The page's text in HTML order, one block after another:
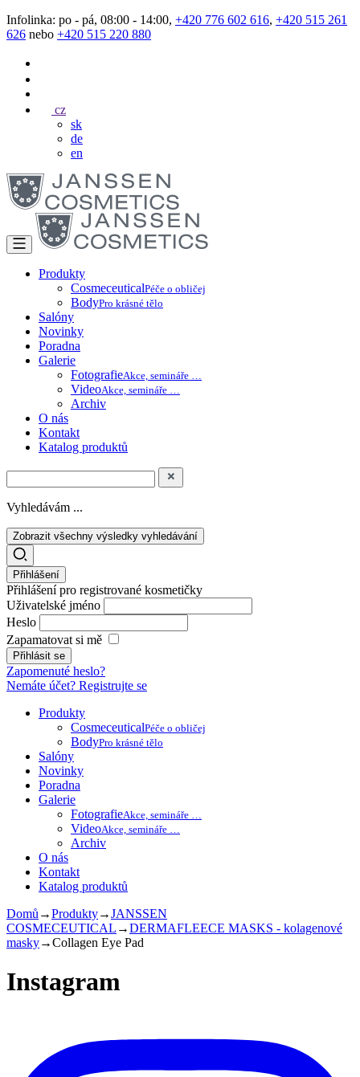
Infolinka: po - pá, 08:00 - 14:00, +420 776 602 616, +420 515 261
626 nebo +420 515 220 880
cz
sk
de
en
Produkty
CosmeceuticalPéče o obličej
BodyPro krásné tělo
Salóny
Novinky
Poradna
Galerie
FotografieAkce, semináře …
VideoAkce, semináře …
Archiv
O nás
Kontakt
Katalog produktů
Vyhledávám ...
Zobrazit všechny výsledky vyhledávání
Přihlášení
Přihlášení pro registrované kosmetičky
Uživatelské jméno
Heslo
Zapamatovat si mě
Zapomenuté heslo?
Nemáte účet? Registrujte se
Produkty
CosmeceuticalPéče o obličej
BodyPro krásné tělo
Salóny
Novinky
Poradna
Galerie
FotografieAkce, semináře …
VideoAkce, semináře …
Archiv
O nás
Kontakt
Katalog produktů
Domů →Produkty→JANSSEN
COSMECEUTICAL →DERMAFLEECE MASKS - kolagenové
masky→Collagen Eye Pad
Instagram